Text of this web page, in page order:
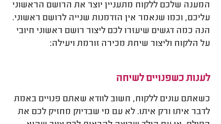
המענה שלכם ללקוח מתעניין יוצר את הרושם הראשוני
עליכם, וכמו שנאמר אין הזדמנות שנייה לרושם ראשוני.
הנה כמה דגשים שיעזרו לכם ליצור רושם ראשוני חיובי
על הלקוח וליצור שיחת מכירה זורמת ויעילה:
לענות כשפנויים לשיחה
כשאתם עונים ללקוח, חשוב לוודא שאתם פנויים באמת
לדבר איתו ורק איתו. לא עם מי שבדיוק מחזיק לכם את